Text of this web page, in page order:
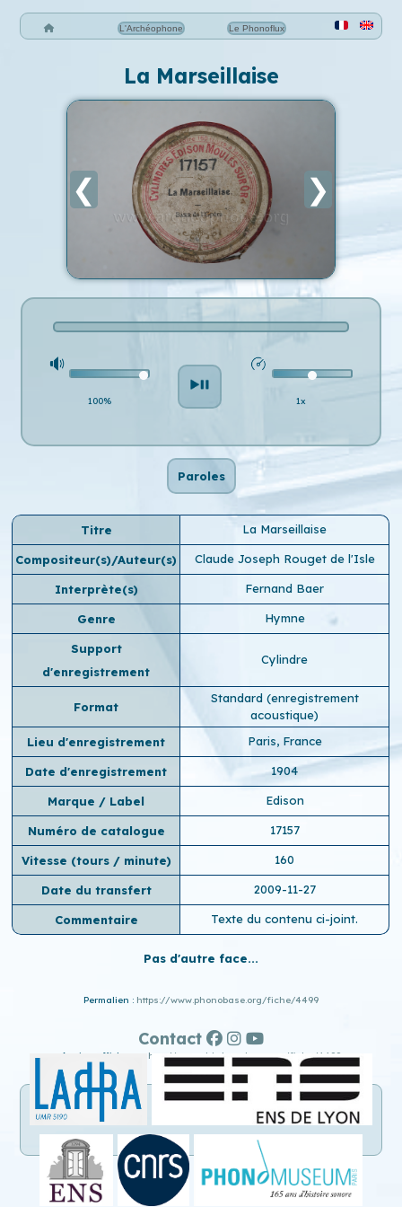
L'Archéophone Le Phonoflux
La Marseillaise
❮ ❯
100% 1x
Paroles
Titre La Marseillaise
Compositeur(s)/Auteur(s) Claude Joseph Rouget de l'Isle
Interprète(s) Fernand Baer
Genre Hymne
Support
d'enregistrement
Cylindre
Format
Standard (enregistrement
acoustique)
Lieu d'enregistrement
Paris, France
Date d'enregistrement 1904
Marque / Label Edison
Numéro de catalogue 17157
Vitesse (tours / minute) 160
Date du transfert 2009-11-27
Commentaire Texte du contenu ci-joint.
Pas d'autre face...
Permalien : https://www.phonobase.org/fiche/4499
Ancien affichage : http://www.old.phonobase.org/fiche/4499
Contact